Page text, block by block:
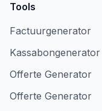
Tools
Factuurgenerator
Kassabongenerator
Offerte Generator
Offerte Generator